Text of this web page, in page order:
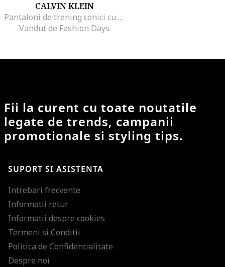
CALVIN KLEIN
Pantaloni de trening conici cu snur, Roz melange
Vandut de Fashion Days
Fii la curent cu toate noutatile
legate de trends, campanii
promotionale si styling tips.
SUPORT SI ASISTENTA
Intrebari frecvente
Informatii retur
Informatii despre cookies
Termeni si Conditii
Politica de Confidentialitate
Despre noi